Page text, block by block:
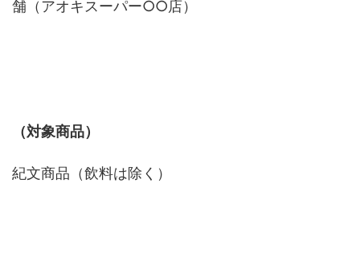
舗（アオキスーパー○○店）
（対象商品）
紀文商品（飲料は除く）